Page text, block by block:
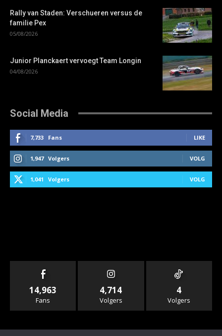
Rally van Staden: Verschueren versus de
familie Pex
05/08/2026
Junior Planckaert vervoegt Team Longin
04/08/2026
Social Media
7,733 Fans LIKE
1,947 Volgers VOLG
1,041 Volgers VOLG
14,963
Fans
4,714
Volgers
4
Volgers